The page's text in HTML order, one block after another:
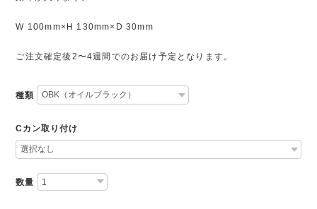
W 100mm×H 130mm×D 30mm
ご注文確定後2〜4週間でのお届け予定となります。
種類
Cカン取り付け
数量